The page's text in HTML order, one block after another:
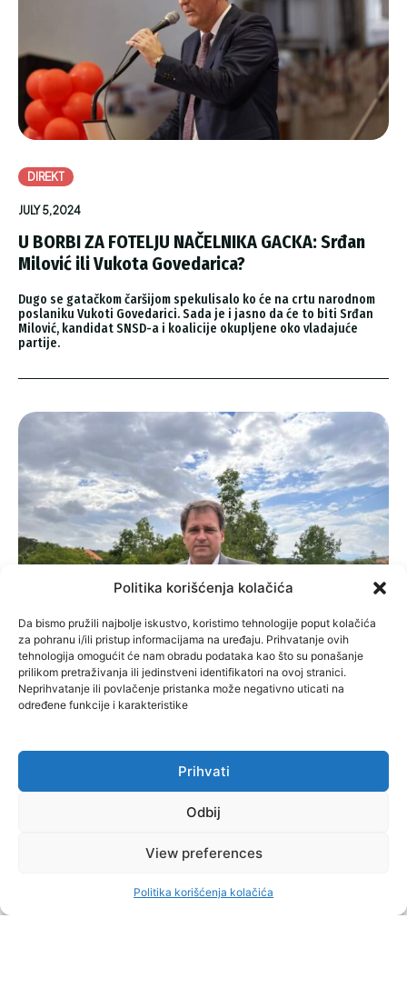
Politika korišćenja kolačića
Da bismo pružili najbolje iskustvo, koristimo tehnologije poput kolačića
za pohranu i/ili pristup informacijama na uređaju. Prihvatanje ovih
tehnologija omogućit će nam obradu podataka kao što su ponašanje
prilikom pretraživanja ili jedinstveni identifikatori na ovoj stranici.
Neprihvatanje ili povlačenje pristanka može negativno uticati na
određene funkcije i karakteristike
Prihvati
Odbij
View preferences
Politika korišćenja kolačića
DIREKT
JULY 5, 2024
U BORBI ZA FOTELJU NAČELNIKA GACKA: Srđan
Milović ili Vukota Govedarica?
Dugo se gatačkom čaršijom spekulisalo ko će na crtu narodnom
poslaniku Vukoti Govedarici. Sada je i jasno da će to biti Srđan
Milović, kandidat SNSD-a i koalicije okupljene oko vladajuće
partije.
OČEKIVANO: Vukota Govedarica kandidat za
Predsjednik OO SDS-a Gacko Vukota Govedarica kandidat je
opozicije za načelnika ove opštine, a osim partije čiji je bio
kako saznajemo, punu podršku svih opozicionih stranaka u ovoj